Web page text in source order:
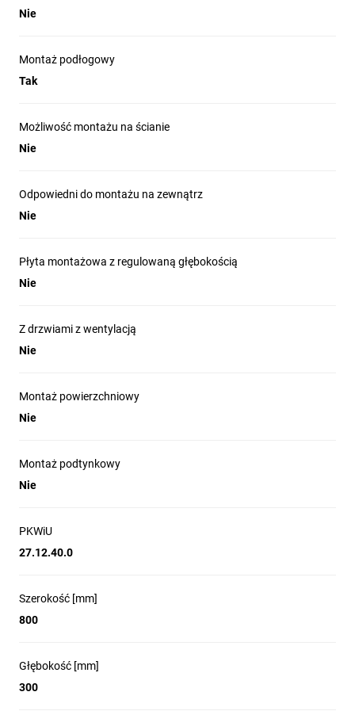
Nie
Montaż podłogowy
Tak
Możliwość montażu na ścianie
Nie
Odpowiedni do montażu na zewnątrz
Nie
Płyta montażowa z regulowaną głębokością
Nie
Z drzwiami z wentylacją
Nie
Montaż powierzchniowy
Nie
Montaż podtynkowy
Nie
PKWiU
27.12.40.0
Szerokość [mm]
800
Głębokość [mm]
300